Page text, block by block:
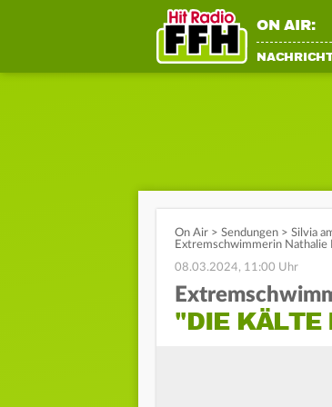
ON AIR:
On Air > Sendungen > Silvia
Extremschwimmerin Nathalie
08.03.2024, 11:00 Uhr
"DIE KÄLTE